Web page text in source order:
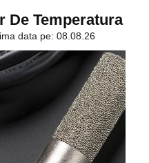
De Temperatura
data pe: 08.08.26